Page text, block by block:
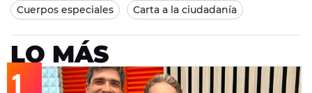
Cuerpos especiales Carta a la ciudadanía
LO MÁS